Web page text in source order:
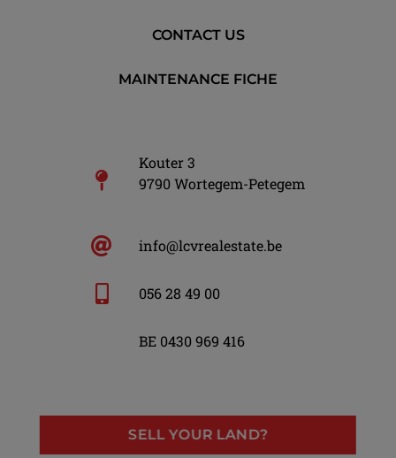
CONTACT US
MAINTENANCE FICHE
Kouter 3
9790 Wortegem-Petegem
info@lcvrealestate.be
056 28 49 00
BE 0430 969 416
SELL YOUR LAND?